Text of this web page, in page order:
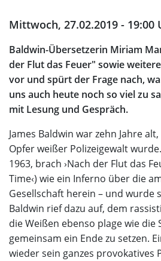
Mittwoch, 27.02.2019 - 19:00
Baldwin-Übersetzerin Miriam
der Flut das Feuer" sowie
vor und spürt der Frage nach,
uns auch heute noch so viel zu
mit Lesung und Gespräch.
James Baldwin war zehn Jahre
Opfer weißer Polizeigewalt
1963, brach ›Nach der Flut das
Time‹) wie ein Inferno über die
Gesellschaft herein – und wurde
Baldwin rief dazu auf, dem
die Weißen ebenso plage wie die
gemeinsam ein Ende zu setzen.
wieder sein ganzes provokatives